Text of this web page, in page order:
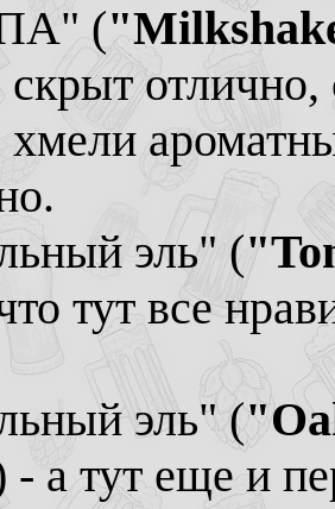
(
скрыт
эль" (
тут все
эль" (
- а тут еще и